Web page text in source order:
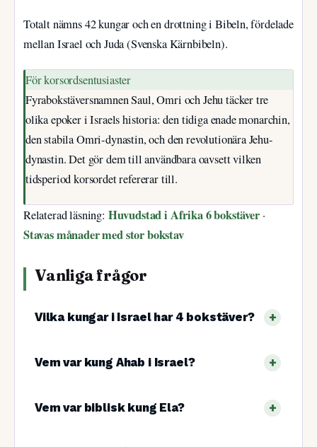
Totalt nämns 42 kungar och en drottning i Bibeln, fördelade
mellan Israel och Juda (Svenska Kärnbibeln).
För korsordsentusiaster
Fyrabokstäversnamnen Saul, Omri och Jehu täcker tre
olika epoker i Israels historia: den tidiga enade monarchin,
den stabila Omri-dynastin, och den revolutionära Jehu-
dynastin. Det gör dem till användbara oavsett vilken
tidsperiod korsordet refererar till.
Relaterad läsning: Huvudstad i Afrika 6 bokstäver·
Stavas månader med stor bokstav
Vanliga frågor
Vilka kungar i Israel har 4 bokstäver?
Vem var kung Ahab i Israel?
Vem var biblisk kung Ela?